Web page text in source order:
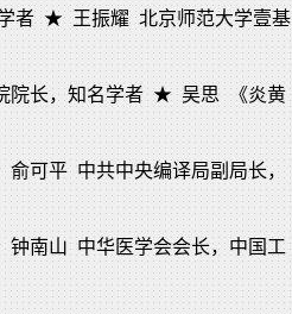
者 ★ 王振耀 北京师范大学壹基
院长，知名学者 ★ 吴思 《炎黄
可平 中共中央编译局副局长，
南山 中华医学会会长，中国工